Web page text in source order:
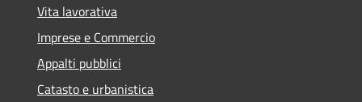
Vita lavorativa
Imprese e Commercio
Appalti pubblici
Catasto e urbanistica